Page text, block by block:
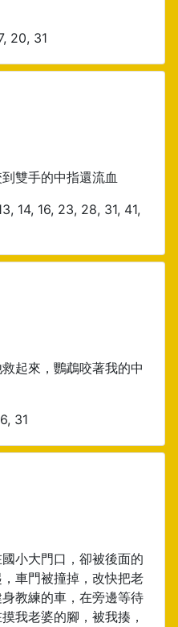
20, 31
雙手的中指還流血
14, 16, 23, 28, 31, 41,
起來，鸚鵡咬著我的中
31
小大門口，卻被後面的
車門被撞掉，改快把老
教練的車，在旁邊等待
我老婆的腳，被我揍，